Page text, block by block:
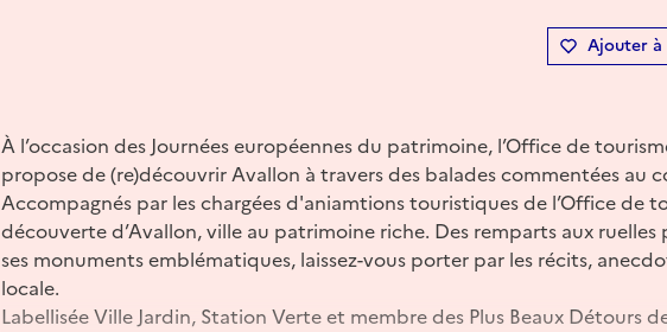
Ajouter à
À l’occasion des Journées européennes du patrimoine, l’Office de
propose de (re)découvrir Avallon à travers des balades commentées au
Accompagnés par les chargées d'aniamtions touristiques de l’Office de
découverte d’Avallon, ville au patrimoine riche. Des remparts aux
ses monuments emblématiques, laissez-vous porter par les récits,
locale.
Labellisée Ville Jardin, Station Verte et membre des Plus Beaux Détours